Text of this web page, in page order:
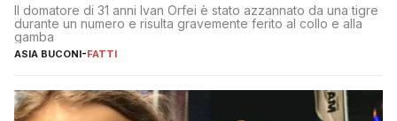
Il domatore di 31 anni Ivan Orfei è stato azzannato da una tigre
durante un numero e risulta gravemente ferito al collo e alla
gamba
ASIA BUCONI-FATTI